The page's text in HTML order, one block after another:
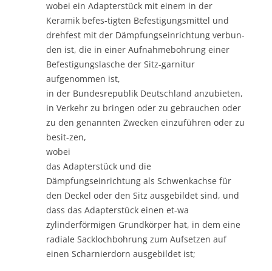
wobei ein Adapterstück mit einem in der
Keramik befes-tigten Befestigungsmittel und
drehfest mit der Dämpfungseinrichtung verbun-
den ist, die in einer Aufnahmebohrung einer
Befestigungslasche der Sitz-garnitur
aufgenommen ist,
in der Bundesrepublik Deutschland anzubieten,
in Verkehr zu bringen oder zu gebrauchen oder
zu den genannten Zwecken einzuführen oder zu
besit-zen,
wobei
das Adapterstück und die
Dämpfungseinrichtung als Schwenkachse für
den Deckel oder den Sitz ausgebildet sind, und
dass das Adapterstück einen et-wa
zylinderförmigen Grundkörper hat, in dem eine
radiale Sacklochbohrung zum Aufsetzen auf
einen Scharnierdorn ausgebildet ist;